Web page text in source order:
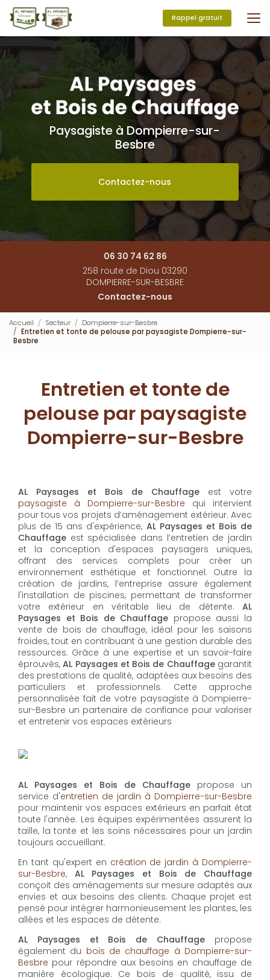
Aller
au
contenu
principal
Rappel gratuit
Paysagiste à Dompierre-sur-
Besbre
Contactez-nous
06 30 74 62 86
258 route de Diou 03290
DOMPIERRE-SUR-BESBRE
Contactez-nous
Accueil Secteur
Dompierre-sur-Besbre
Entretien et tonte de pelouse par paysagiste Dompierre-sur-
Besbre
Entretien et tonte de
pelouse par paysagiste
Dompierre-sur-Besbre
AL Paysages et Bois de Chauffage est votre
paysagiste à Dompierre-sur-Besbre qui intervient
pour tous vos projets d’aménagement extérieur. Avec
plus de 15 ans d'expérience, AL Paysages et Bois de
Chauffage est spécialisée dans l’entretien de jardin
et la conception d'espaces paysagers uniques,
offrant des services complets pour créer un
environnement esthétique et fonctionnel. Outre la
création de jardins, l’entreprise assure également
l'installation de piscines, permettant de transformer
votre extérieur en véritable lieu de détente. AL
Paysages et Bois de Chauffage propose aussi la
vente de bois de chauffage, idéal pour les saisons
froides, tout en contribuant à une gestion durable des
ressources. Grâce à une expertise et un savoir-faire
éprouvés,AL Paysages et Bois de Chauffagegarantit
des prestations de qualité, adaptées aux besoins des
particuliers et professionnels. Cette approche
personnalisée fait de votre paysagiste à Dompierre-
sur-Besbre un partenaire de confiance pour valoriser
et entretenir vos espaces extérieurs
AL Paysages et Bois de Chauffage
propose un
entretien de jardin à Dompierre-sur-Besbre
pour maintenir vos espaces extérieurs en parfait état
toute l'année. Les équipes expérimentées assurent la
taille, la tonte et les soins nécessaires pour un jardin
toujours accueillant.